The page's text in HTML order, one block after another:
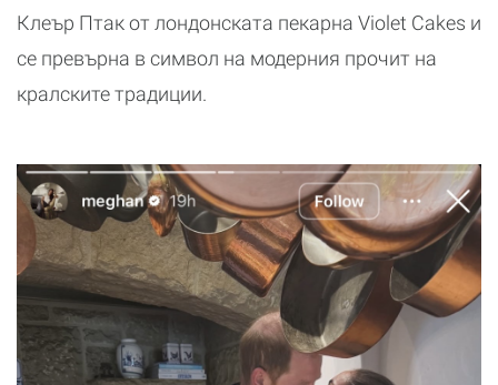
Клеър Птак от лондонската пекарна Violet Cakes и
се превърна в символ на модерния прочит на
кралските традиции.